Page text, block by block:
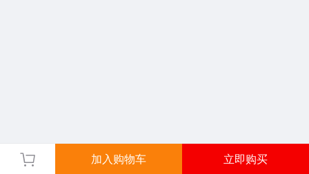
加入购物车 立即购买